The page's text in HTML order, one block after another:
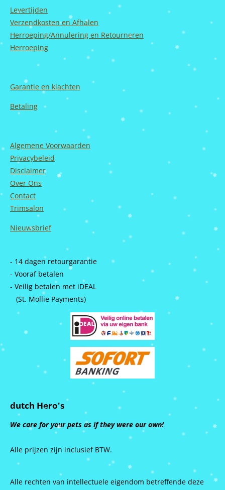
k
a
m
Levertijden
Verzendkosten en Afhalen
Herroeping/Annulering en Retourneren
Herroeping
Garantie en klachten
Betaling
Algemene Voorwaarden
Privacybeleid
Disclaimer
Over Ons
Contact
Trimsalon
Nieuwsbrief
- 14 dagen retourgarantie
- Vooraf betalen
- Veilig betalen met iDEAL
(St. Mollie Payments)
dutch Hero's
We care for your pets as if they were our own!
Alle prijzen zijn inclusief BTW.
Alle rechten van intellectuele eigendom betreffende deze